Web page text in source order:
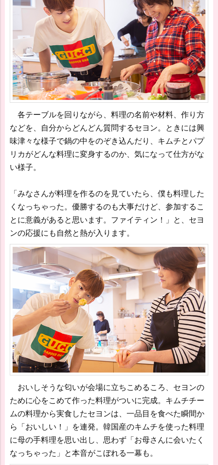
各テーブルを回りながら、料理の名前や材料、作り方
などを、自分からどんどん質問するセヨン。ときには興
味津々な様子で鍋の中をのぞき込んだり、キムチとパプ
リカがどんな料理に変身するのか、気になって仕方がな
い様子。
「みなさんが料理を作るのを見ていたら、僕も料理した
くなっちゃった。優勝するのも大事だけど、参加するこ
とに意義があると思います。ファイティン！」と、セヨ
ンの応援にも自然と熱が入ります。
おいしそうな匂いが会場に立ちこめるころ、セヨンの
ために心をこめて作った料理がついに完成。キムチチー
ムの料理から実食したセヨンは、一品目を食べた瞬間か
ら「おいしい！」を連発。韓国産のキムチを使った料理
に母の手料理を思い出し、思わず「お母さんに会いたく
なっちゃった」と本音がこぼれる一幕も。